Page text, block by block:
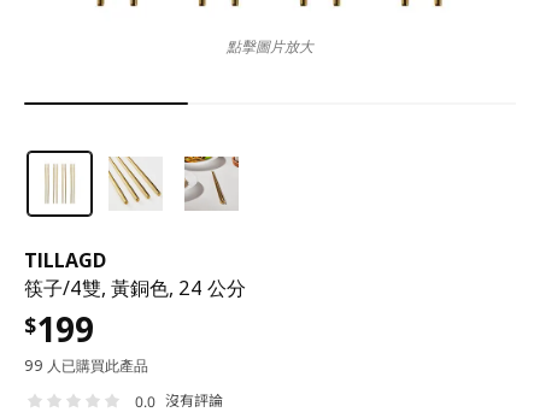
TILLAGD
筷子/4雙, 黃銅色, 24 公分
$199
99 人已購買此產品
0.0 沒有評論
點擊圖片放大